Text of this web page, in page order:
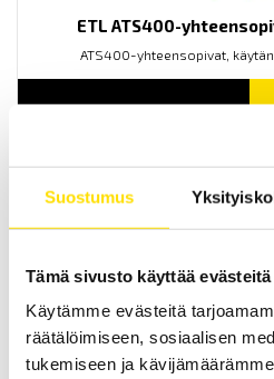
Suostumus
Tämä sivusto käyttää evästeitä
Käytämme evästeitä
räätälöimiseen, sosiaalisen
tukemiseen ja
ETL ATS400-
ATS400-yhteensopivat,
ETL HVC50KS-KS
HVC50KS-KS kaapeli